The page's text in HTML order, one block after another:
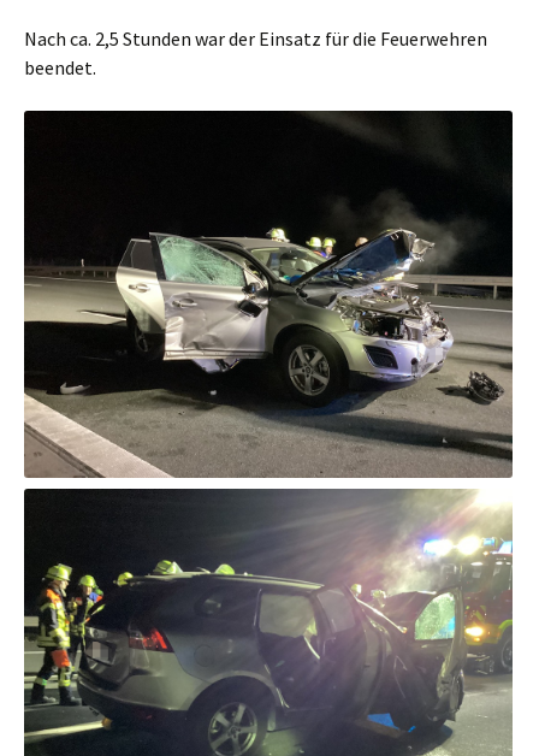
Nach ca. 2,5 Stunden war der Einsatz für die Feuerwehren
beendet.